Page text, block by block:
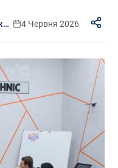
Іміджевий центр НУ «Запорізька політехніка» 4 Червня 2026